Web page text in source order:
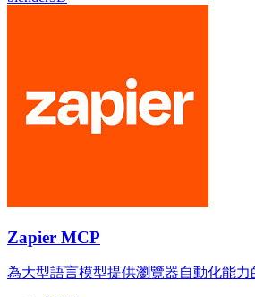
Zapier MCP
為大型語言模型提供瀏覽器自動化能力